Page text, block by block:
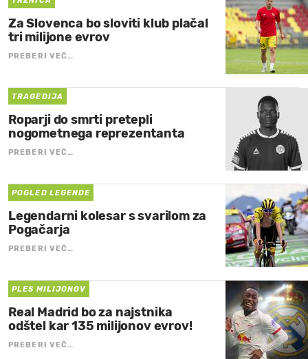
Za Slovenca bo sloviti klub plačal
tri milijone evrov
PREBERI VEČ…
TRAGEDIJA
Roparji do smrti pretepli
nogometnega reprezentanta
PREBERI VEČ…
POGLED LEGENDE
Legendarni kolesar s svarilom za
Pogačarja
PREBERI VEČ…
PLES MILIJONOV
Real Madrid bo za najstnika
odštel kar 135 milijonov evrov!
PREBERI VEČ…